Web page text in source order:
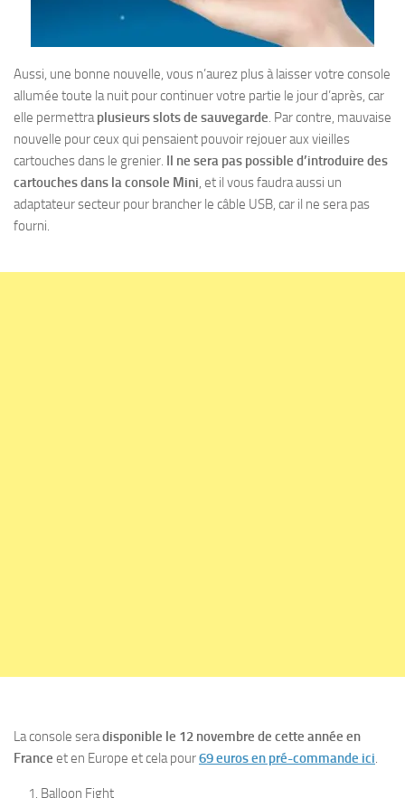
Aussi, une bonne nouvelle, vous n’aurez plus à laisser votre console
allumée toute la nuit pour continuer votre partie le jour d’après, car
elle permettraplusieurs slots de sauvegarde. Par contre, mauvaise
nouvelle pour ceux qui pensaient pouvoir rejouer aux vieilles
cartouches dans le grenier. Il ne sera pas possible d’introduire des
cartouches dans la console Mini, et il vous faudra aussi un
adaptateur secteur pour brancher le câble USB, car il ne sera pas
fourni.
La console seradisponible le 12 novembre de cette année en
France et en Europe et cela pour69 euros en pré-commande ici.
Balloon Fight